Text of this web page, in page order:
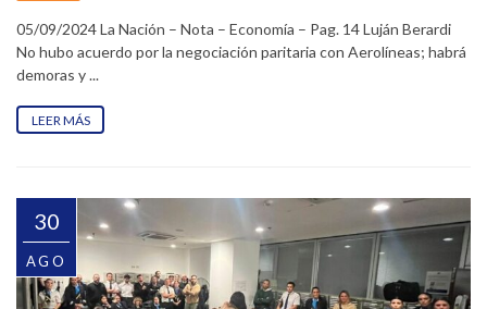
05/09/2024 La Nación – Nota – Economía – Pag. 14 Luján Berardi
No hubo acuerdo por la negociación paritaria con Aerolíneas; habrá
demoras y ...
LEER MÁS
30
AGO